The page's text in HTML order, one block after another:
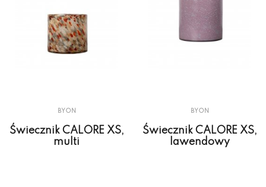
BYON
Świecznik CALORE XS,
multi
BYON
Świecznik CALORE XS,
lawendowy